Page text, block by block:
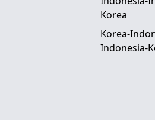
Korea
Korea-
Indonesia-